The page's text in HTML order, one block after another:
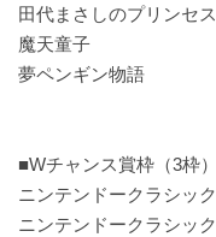
田代まさしのプリンセ
魔天童子
夢ペンギン物語
■Wチャンス賞枠（3枠）
ニンテンドークラシッ
ニンテンドークラシッ